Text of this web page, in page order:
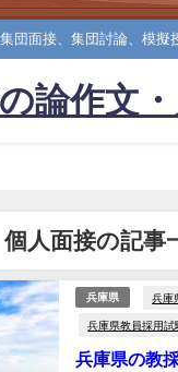
団面接、集団討論、模擬
論作文
人面接の記事
兵庫県 兵庫
兵庫県教員採用
兵庫県の教